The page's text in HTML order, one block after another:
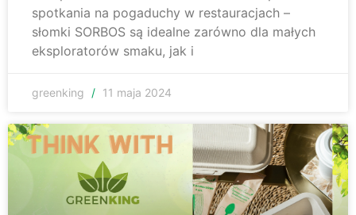
spotkania na pogaduchy w restauracjach –
słomki SORBOS są idealne zarówno dla małych
eksploratorów smaku, jak i
greenking 11 maja 2024